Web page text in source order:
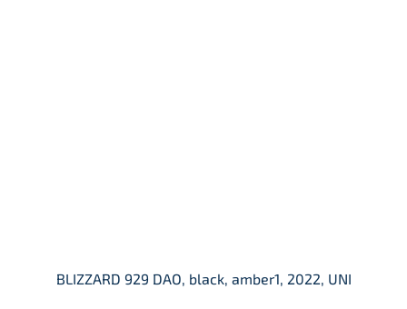
BLIZZARD 929 DAO, black, amber1, 2022, UNI